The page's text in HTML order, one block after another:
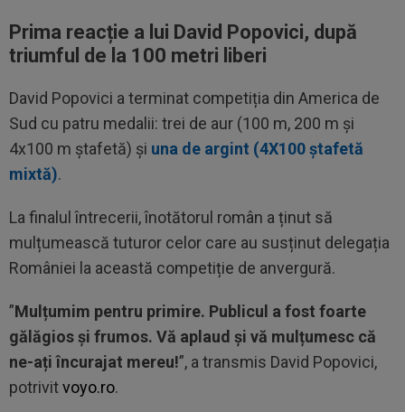
Prima reacție a lui David Popovici, după
triumful de la 100 metri liberi
David Popovici a terminat competiția din America de
Sud cu patru medalii: trei de aur (100 m, 200 m și
4x100 m ștafetă) și una de argint (4X100 ștafetă
mixtă).
La finalul întrecerii, înotătorul român a ținut să
mulțumească tuturor celor care au susținut delegația
României la această competiție de anvergură.
”Mulțumim pentru primire. Publicul a fost foarte
gălăgios și frumos. Vă aplaud și vă mulțumesc că
ne-ați încurajat mereu!”, a transmis David Popovici,
potrivitvoyo.ro.